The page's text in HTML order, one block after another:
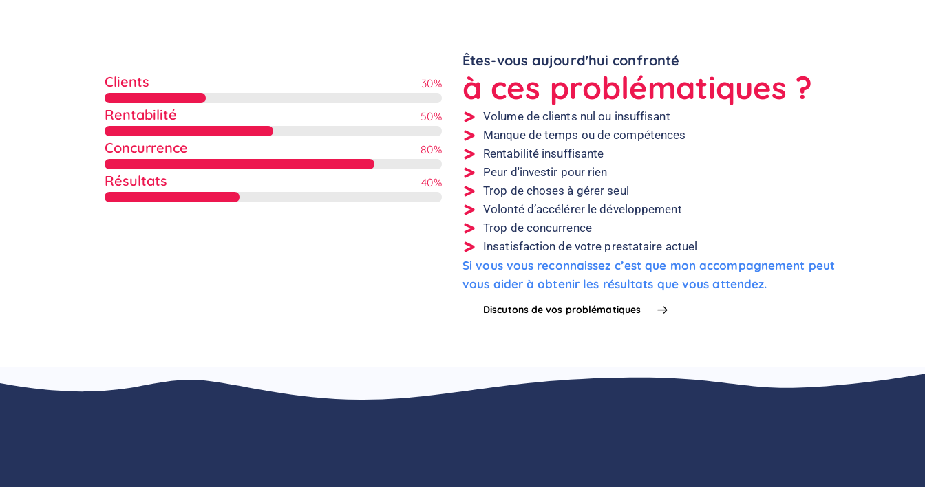
Clients 30%
Rentabilité 50%
Concurrence 80%
Résultats 40%
Êtes-vous aujourd'hui confronté
à ces problématiques ?
Volume de clients nul ou insuffisant
Manque de temps ou de compétences
Rentabilité insuffisante
Peur d'investir pour rien
Trop de choses à gérer seul
Volonté d’accélérer le développement
Trop de concurrence
Insatisfaction de votre prestataire actuel
Si vous vous reconnaissez c’est que mon accompagnement peut
vous aider à obtenir les résultats que vous attendez.
Discutons de vos problématiques